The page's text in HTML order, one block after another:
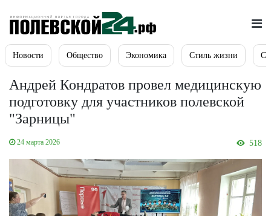
Новости Общество Экономика Стиль жизни
Андрей Кондратов провел медицинскую
подготовку для участников полевской
"Зарницы"
24 марта 2026 518